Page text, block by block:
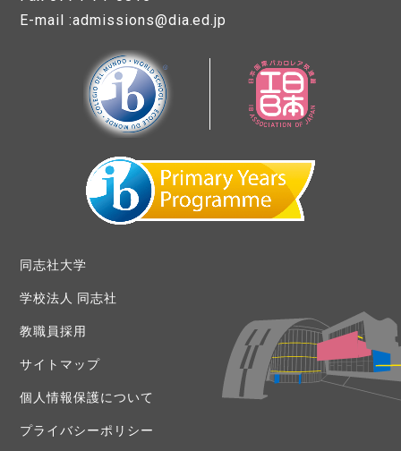
E-mail :admissions@dia.ed.jp
同志社大学
学校法人 同志社
教職員採用
サイトマップ
個人情報保護について
プライバシーポリシー